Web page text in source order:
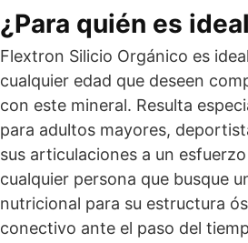
¿Para quién es
Flextron Silicio Orgánico es
cualquier edad que deseen
con este mineral. Resulta
para adultos mayores,
sus articulaciones a un
cualquier persona que busque
nutricional para su estructura
conectivo ante el paso del